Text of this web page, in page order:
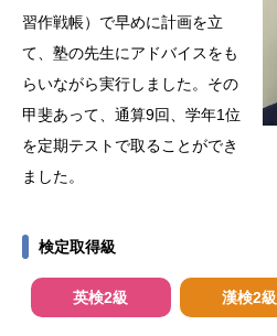
習作戦帳）で早めに計画を立
て、塾の先生にアドバイスをも
らいながら実行しました。その
甲斐あって、通算9回、学年1位
を定期テストで取ることができ
ました。
検定取得級
英検2級 漢検2級